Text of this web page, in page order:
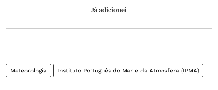
Já adicionei
Meteorologia Instituto Português do Mar e da Atmosfera (IPMA)